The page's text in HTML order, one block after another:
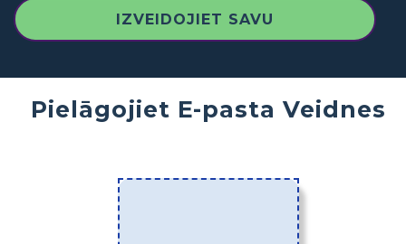
IZVEIDOJIET SAVU
Pielāgojiet E-pasta Veidnes